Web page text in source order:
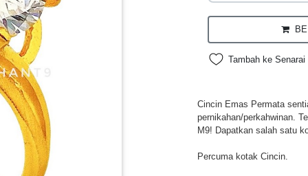
Tambah ke Senarai
Cincin Emas Permata
pernikahan/perkahwinan.
M9! Dapatkan salah satu
Percuma kotak Cincin.